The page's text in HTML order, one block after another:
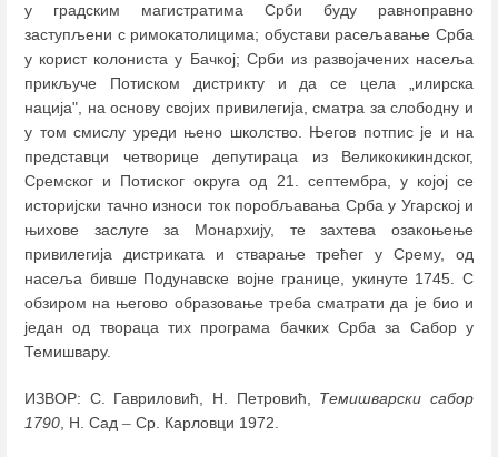
у градским магистратима Срби буду равноправно
заступљени с римокатолицима; обустави расељавање Срба
у корист колониста у Бачкој; Срби из развојачених насеља
прикључе Потиском дистрикту и да се цела „илирска
нација", на основу својих привилегија, сматра за слободну и
у том смислу уреди њено школство. Његов потпис је и на
представци четворице депутираца из Великокикиндског,
Сремског и Потиског округа од 21. септембра, у којој се
историјски тачно износи ток поробљавања Срба у Угарској и
њихове заслуге за Монархију, те захтева озакоњење
привилегија дистриката и стварање трећег у Срему, од
насеља бивше Подунавске војне границе, укинуте 1745. С
обзиром на његово образовање треба сматрати да је био и
један од твораца тих програма бачких Срба за Сабор у
Темишвару.
ИЗВОР: С. Гавриловић, Н. Петровић, Темишварски сабор
1790 , Н. Сад – Ср. Карловци 1972.